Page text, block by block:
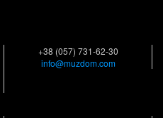
+38 (057) 731-62-30
info@muzdom.com